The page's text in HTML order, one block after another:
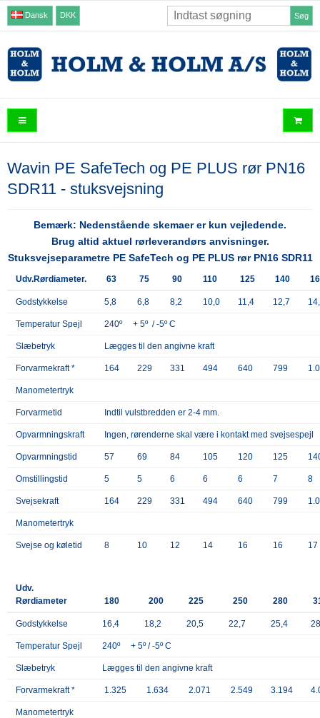
Dansk DKK Søg
Wavin PE SafeTech og PE PLUS rør PN16
SDR11 - stuksvejsning
Bemærk: Nedenstående skemaer er kun vejledende.
Brug altid aktuel rørleverandørs anvisninger.
Stuksvejseparametre PE SafeTech og PE PLUS rør PN16 SDR11
Udv.Rørdiameter. 63 75 90 110 125 140
Godstykkelse 5,8 6,8 8,2 10,0 11,4 12,7
Temperatur Spejl 240º + 5º / -5º C
Slæbetryk Lægges til den angivne kraft
Forvarmekraft * 164 229 331 494 640 799
Manometertryk
Forvarmetid Indtil vulstbredden er 2-4 mm.
Opvarmningskraft Ingen, rørenderne skal være i kontakt med svejsespejl
Opvarmningstid 57 69 84 105 120 125
Omstillingstid 5 5 6 6 6 7 8
Svejsekraft 164 229 331 494 640 799
Manometertryk
Svejse og køletid 8 10 12 14 16 16 17
Udv.
Rørdiameter
180 200 225 250 280
Godstykkelse 16,4 18,2 20,5 22,7 25,4
Temperatur Spejl 240º + 5º / -5º C
Slæbetryk Lægges til den angivne kraft
Forvarmekraft * 1.325 1.634 2.071 2.549 3.194
Manometertryk